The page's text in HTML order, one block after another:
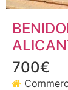
700€